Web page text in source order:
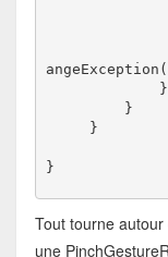
throw
}
}
}
}
Tout tourne autour
une